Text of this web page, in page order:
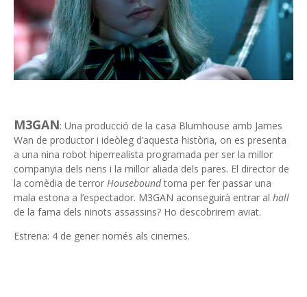
M3GAN: Una producció de la casa Blumhouse amb James
Wan de productor i ideòleg d’aquesta història, on es presenta
a una nina robot hiperrealista programada per ser la millor
companyia dels nens i la millor aliada dels pares. El director de
la comèdia de terror Houseboundtorna per fer passar una
mala estona a l’espectador. M3GAN aconseguirà entrar al hall
de la fama dels ninots assassins? Ho descobrirem aviat.
Estrena: 4 de gener només als cinemes.